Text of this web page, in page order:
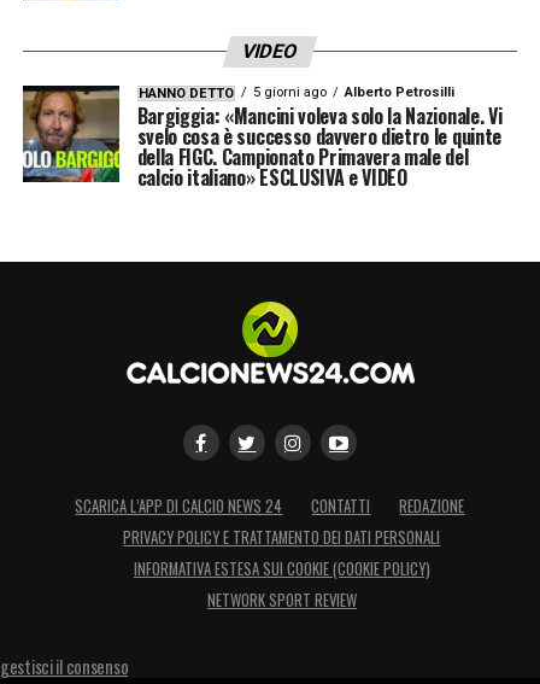
VIDEO
HANNO DETTO 5 giorni ago Alberto Petrosilli
Bargiggia: «Mancini voleva solo la Nazionale. Vi
svelo cosa è successo davvero dietro le quinte
della FIGC. Campionato Primavera male del
calcio italiano» ESCLUSIVA e VIDEO
SCARICA L’APP DI CALCIO NEWS 24 CONTATTI
REDAZIONE
PRIVACY POLICY E TRATTAMENTO DEI DATI PERSONALI
INFORMATIVA ESTESA SUI COOKIE (COOKIE POLICY)
NETWORK SPORT REVIEW
gestisci il consenso